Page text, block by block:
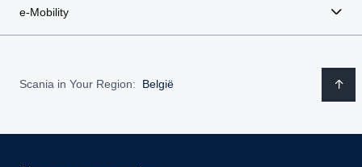
e-Mobility
Scania in Your Region: België